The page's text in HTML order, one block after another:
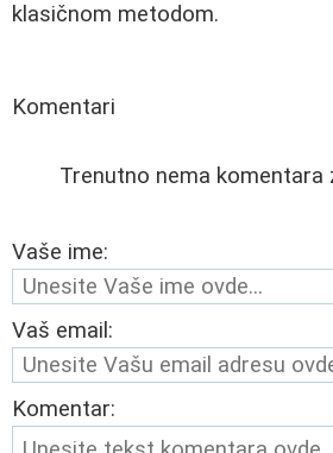
klasičnom metodom.
Komentari
Trenutno nema komentara
Vaše ime:
Vaš email:
Komentar: